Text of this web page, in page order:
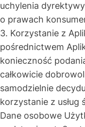
uchylenia
o prawach
3. Korzystanie z
pośrednictwem
konieczność
całkowicie
samodzielnie
korzystanie z
Dane osobowe